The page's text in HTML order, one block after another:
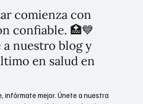
comienza con
confiable. 🏥💙
a nuestro blog y
en salud en
infórmate mejor. Únete a nuestra